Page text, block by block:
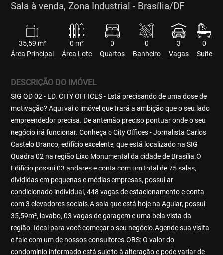
Sala à venda, Zona Industrial - Brasília/DF
35,59 m²
Área Principal
0 m²
Área Lote
0
Quartos
0
Banheiro
3
Vagas
0
Suite
DESCRIÇÃO DO IMÓVEL
SIG QD 02 - ED. CITY OFFICES - Está precisando de uma dose de
motivação? Aqui vai o imóvel que trará a ambição que o seu lado
empreendedor precisa. De antemão preciso pontuar onde o seu
negócio irá funcionar. Conheça o City Offices - Jornalista Carlos
Castelo Branco, edifício excelente, que está localizado na SIG
Quadra 02 na região Eixo Monumental da cidade de Brasília.O
Edifício possui 03 andares e conta com um total de 75 salas,
divididas em pequenas e médias empresas, possui ar-
condicionado individual, 448 vagas de estacionamento e conta
com 3 elevadores sociais.A sala que está hoje na Aguiar, possui
35,59m², lavabo, 03 vagas de garagem e uma bela vista da
região. Ideal para você começar o seu negócio.Agende sua visita
e fale com um de nossos consultores.OBS: O valor do
condomínio informado está sujeito à alteração e pode variar de